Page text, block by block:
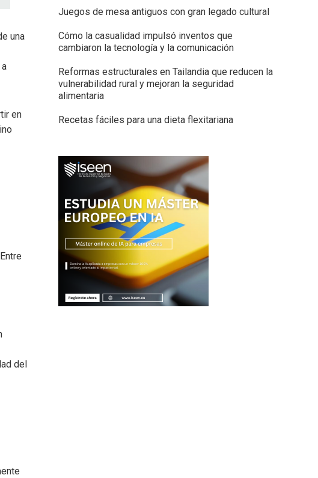
una
en
del
Juegos de mesa antiguos con gran legado cultural
Cómo la casualidad impulsó inventos que
cambiaron la tecnología y la comunicación
Reformas estructurales en Tailandia que reducen la
vulnerabilidad rural y mejoran la seguridad
alimentaria
Recetas fáciles para una dieta flexitariana